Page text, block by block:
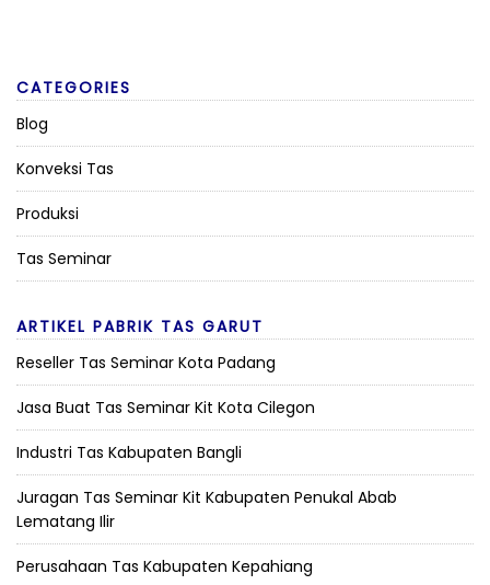
CATEGORIES
Blog
Konveksi Tas
Produksi
Tas Seminar
ARTIKEL PABRIK TAS GARUT
Reseller Tas Seminar Kota Padang
Jasa Buat Tas Seminar Kit Kota Cilegon
Industri Tas Kabupaten Bangli
Juragan Tas Seminar Kit Kabupaten Penukal Abab
Lematang Ilir
Perusahaan Tas Kabupaten Kepahiang